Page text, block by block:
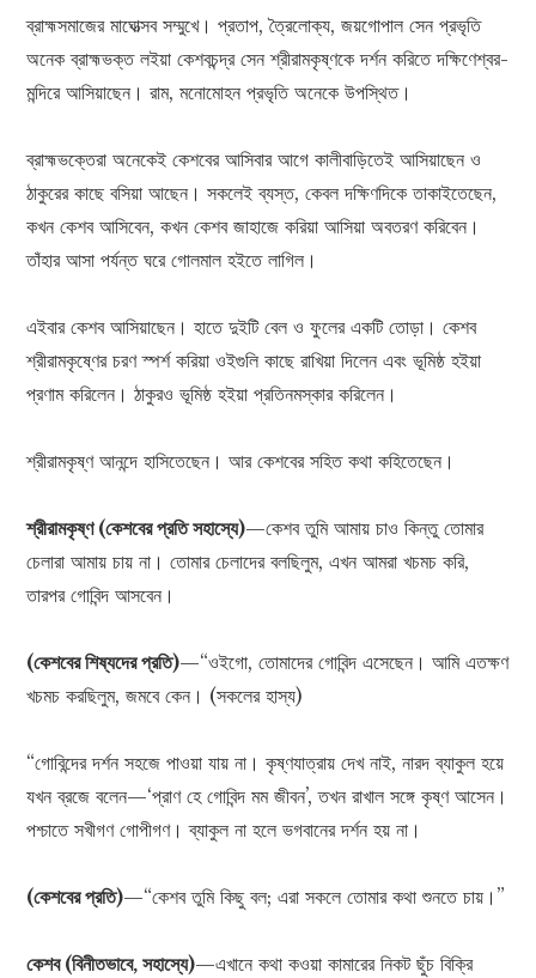
ব্রাহ্মসমাজের মাঘোত্সব সম্মুখে। প্রতাপ, ত্রৈলোক্য, জয়গোপাল সেন প্রভৃতি
অনেক ব্রাহ্মভক্ত লইয়া কেশবচন্দ্র সেন শ্রীরামকৃষ্ণকে দর্শন করিতে দক্ষিণেশ্বর-
মন্দিরে আসিয়াছেন। রাম, মনোমোহন প্রভৃতি অনেকে উপস্থিত।
ব্রাহ্মভক্তেরা অনেকেই কেশবের আসিবার আগে কালীবাড়িতেই আসিয়াছেন ও
ঠাকুরের কাছে বসিয়া আছেন। সকলেই ব্যস্ত, কেবল দক্ষিণদিকে তাকাইতেছেন,
কখন কেশব আসিবেন, কখন কেশব জাহাজে করিয়া আসিয়া অবতরণ করিবেন।
তাঁহার আসা পর্যন্ত ঘরে গোলমাল হইতে লাগিল।
এইবার কেশব আসিয়াছেন। হাতে দুইটি বেল ও ফুলের একটি তোড়া। কেশব
শ্রীরামকৃষ্ণের চরণ স্পর্শ করিয়া ওইগুলি কাছে রাখিয়া দিলেন এবং ভূমিষ্ঠ হইয়া
প্রণাম করিলেন। ঠাকুরও ভূমিষ্ঠ হইয়া প্রতিনমস্কার করিলেন।
শ্রীরামকৃষ্ণ আনন্দে হাসিতেছেন। আর কেশবের সহিত কথা কহিতেছেন।
শ্রীরামকৃষ্ণ (কেশবের প্রতি সহাস্যে)—কেশব তুমি আমায় চাও কিন্তু তোমার
চেলারা আমায় চায় না। তোমার চেলাদের বলছিলুম, এখন আমরা খচমচ করি,
তারপর গোবিন্দ আসবেন।
(কেশবের শিষ্যদের প্রতি)—“ওইগো, তোমাদের গোবিন্দ এসেছেন। আমি এতক্ষণ
খচমচ করছিলুম, জমবে কেন। (সকলের হাস্য)
“গোবিন্দের দর্শন সহজে পাওয়া যায় না। কৃষ্ণযাত্রায় দেখ নাই, নারদ ব্যাকুল হয়ে
যখন ব্রজে বলেন—‘প্রাণ হে গোবিন্দ মম জীবন’, তখন রাখাল সঙ্গে কৃষ্ণ আসেন।
পশ্চাতে সখীগণ গোপীগণ। ব্যাকুল না হলে ভগবানের দর্শন হয় না।
(কেশবের প্রতি)—“কেশব তুমি কিছু বল; এরা সকলে তোমার কথা শুনতে চায়।”
কেশব (বিনীতভাবে, সহাস্যে)—এখানে কথা কওয়া কামারের নিকট ছুঁচ বিক্রি